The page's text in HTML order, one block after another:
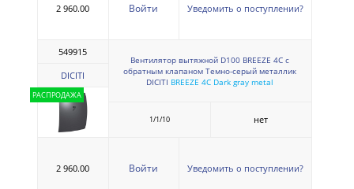
2 960.00 Войти Уведомить о поступлении?
РАСПРОДАЖА
549915
DICITI
Вентилятор вытяжной D100 BREEZE 4С с
обратным клапаном Темно-серый металлик
DICITI BREEZE 4C Dark gray metal
1/1/10 нет
2 960.00 Войти Уведомить о поступлении?